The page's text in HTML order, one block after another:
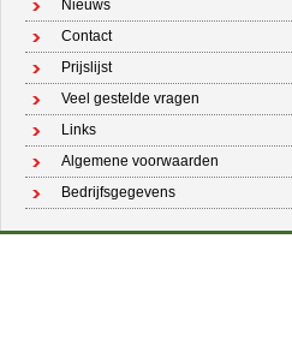
Nieuws
Contact
Prijslijst
Veel gestelde vragen
Links
Algemene voorwaarden
Bedrijfsgegevens